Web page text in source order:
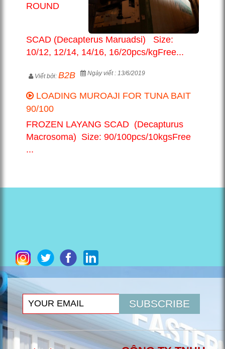
ROUND
SCAD (Decapterus Maruadsi) Size:
10/12, 12/14, 14/16, 16/20pcs/kgFree...
Viết bởi:B2B Ngày viết : 13/6/2019
LOADING MUROAJI FOR TUNA BAIT
90/100
FROZEN LAYANG SCAD (Decapturus
Macrosoma) Size: 90/100pcs/10kgsFree
...
SUBSCRIBE